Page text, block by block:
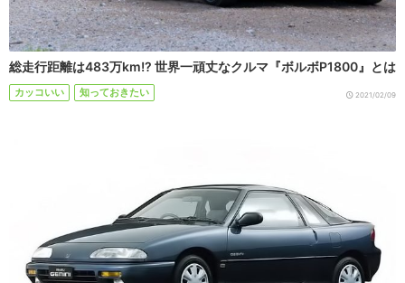
総走行距離は483万km!? 世界一頑丈なクルマ『ボルボP1800』とは
カッコいい 知っておきたい 2021/02/09